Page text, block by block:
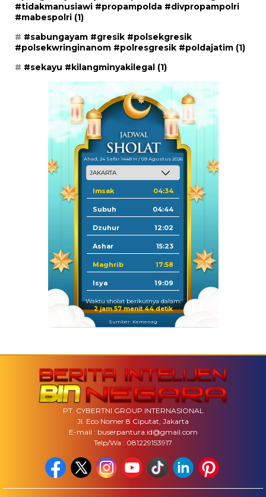
#tidakmanusiawi #propampolda #divpropampolri
#mabespolri (1)
#sabungayam #gresik #polsekgresik
#polsekwringinanom #polresgresik #poldajatim (1)
#sekayu #kilangminyakilegal (1)
Ahad, 24 Safar 1448 H / 09 Agustus 2026
Imsak 04:34
Subuh 04:44
Dzuhur 12:02
Ashar 15:23
Maghrib 17:58
Isya 19:09
Waktu sholat berikutnya dalam:
2 jam 57 menit 43 detik
Sumber: Kemenag
PT. CYBERTNI GROUP INTERNASIONAL
Jl. Eco Nomer 8 Ciputat, Jakarta
E-mail : buserpantura.id@gmail.com
Telp/Wa : 081229153917